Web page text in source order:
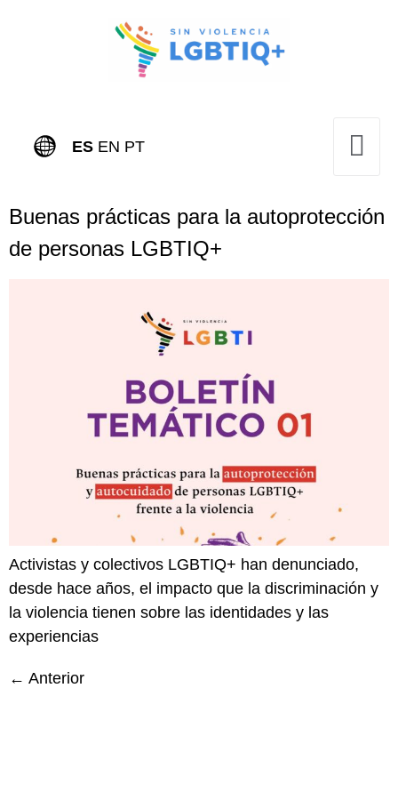
ES EN PT
Buenas prácticas para la autoprotección
de personas LGBTIQ+
Activistas y colectivos LGBTIQ+ han denunciado,
desde hace años, el impacto que la discriminación y
la violencia tienen sobre las identidades y las
experiencias
← Anterior